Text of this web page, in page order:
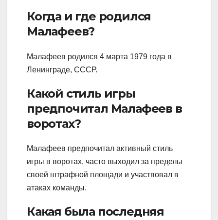
Когда и где родился
Малафеев?
Малафеев родился 4 марта 1979 года в
Ленинграде, СССР.
Какой стиль игры
предпочитал Малафеев в
воротах?
Малафеев предпочитал активный стиль
игры в воротах, часто выходил за пределы
своей штрафной площади и участвовал в
атаках команды.
Какая была последняя